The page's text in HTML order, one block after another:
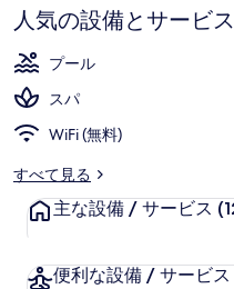
ラ
リ
ー
す
人気の設備とサービス
プール
スパ
WiFi (無料)
すべて見る
主な設備 / サービス
便利な設備 / サービス